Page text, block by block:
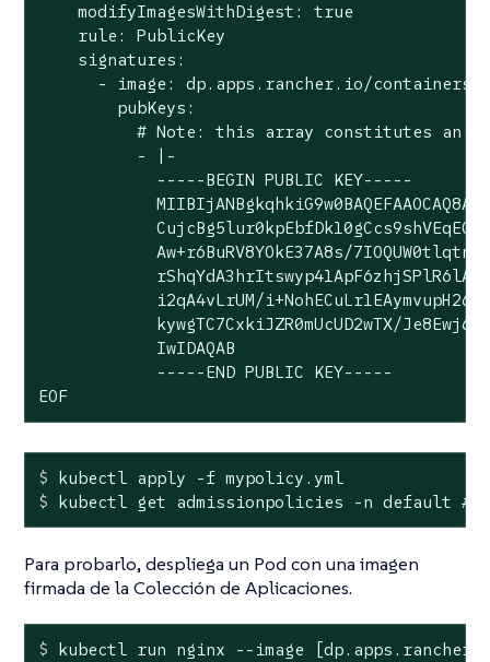
    modifyImagesWithDigest: true
    rule: PublicKey
    signatures:
      - image: dp.apps.rancher.io/containers/*
        pubKeys:
# Note: this array constitutes an
          - |-
            -----BEGIN PUBLIC KEY-----
Aw+r6BuRV8YOkE37A8s/
i2qA4vLrUM/
kywgTC7CxkiJZR0mUcUD2wTX/
            IwIDAQAB
            -----END PUBLIC KEY-----
EOF
$ kubectl apply -f mypolicy.yml
$ kubectl get admissionpolicies -n default #
Para probarlo, despliega un Pod con una imagen
firmada de la Colección de Aplicaciones.
$ kubectl run nginx --image